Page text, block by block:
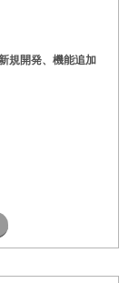
規開発、機能追加